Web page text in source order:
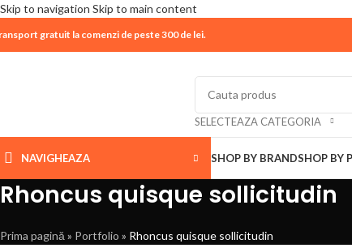
Skip to navigation Skip to main content
| 📦 Program livrari|In perioada11 August - 18
gratuit la comenzi de peste 300 de lei.
SELECTEAZA CATEGORIA
NAVIGHEAZA SHOP BY BRANDSHOP BY
Rhoncus quisque sollicitudin
Prima pagină » Portfolio » Rhoncus quisque sollicitudin